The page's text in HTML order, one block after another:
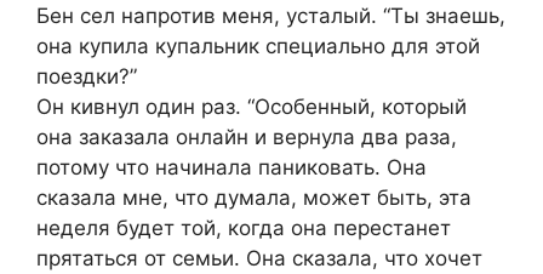
Бен сел напротив меня, усталый. “Ты знаешь,
она купила купальник специально для этой
поездки?”
Он кивнул один раз. “Особенный, который
она заказала онлайн и вернула два раза,
потому что начинала паниковать. Она
сказала мне, что думала, может быть, эта
неделя будет той, когда она перестанет
прятаться от семьи. Она сказала, что хочет